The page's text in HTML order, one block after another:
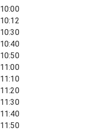
10:00
10:12
10:30
10:40
10:50
11:00
11:10
11:20
11:30
11:40
11:50